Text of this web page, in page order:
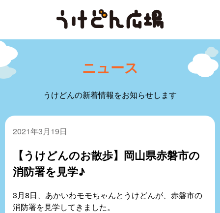
ニュース
うけどんの新着情報をお知らせします
2021年3月19日
【うけどんのお散歩】岡山県赤磐市の
消防署を見学♪
3月8日、あかいわモモちゃんとうけどんが、赤磐市の
消防署を見学してきました。